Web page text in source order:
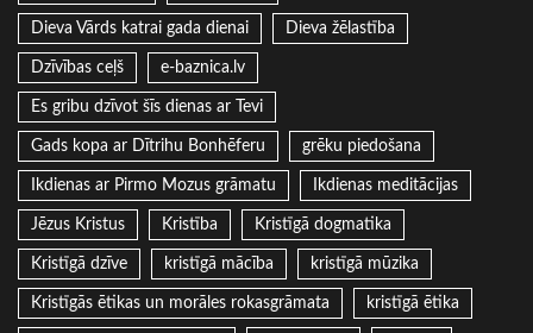
Dieva Vārds katrai gada dienai Dieva žēlastība
Dzīvības ceļš e-baznica.lv
Es gribu dzīvot šīs dienas ar Tevi
Gads kopa ar Dītrihu Bonhēferu grēku piedošana
Ikdienas ar Pirmo Mozus grāmatu Ikdienas meditācijas
Jēzus Kristus Kristība Kristīgā dogmatika
Kristīgā dzīve kristīgā mācība kristīgā mūzika
Kristīgās ētikas un morāles rokasgrāmata kristīgā ētika